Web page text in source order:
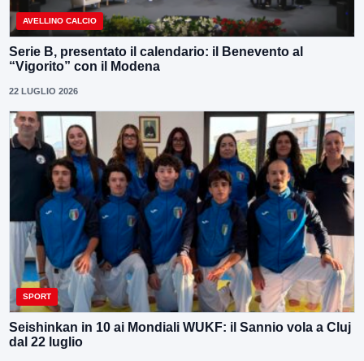
AVELLINO CALCIO
Serie B, presentato il calendario: il Benevento al
“Vigorito” con il Modena
22 LUGLIO 2026
SPORT
Seishinkan in 10 ai Mondiali WUKF: il Sannio vola a Cluj
dal 22 luglio